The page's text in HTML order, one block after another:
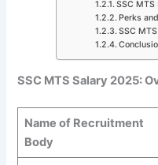
SSC MTS
Perks
SSC
SSC MTS Salary 2025:
Name of Recruitment
Body